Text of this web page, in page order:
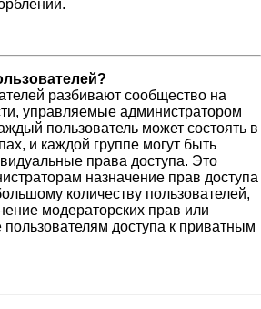
разбивают сообщество на
управляемые администратором
пользователь может состоять в
и каждой группе могут быть
права доступа. Это
назначение прав доступа
количеству пользователей,
модераторских прав или
пользователям доступа к приватным